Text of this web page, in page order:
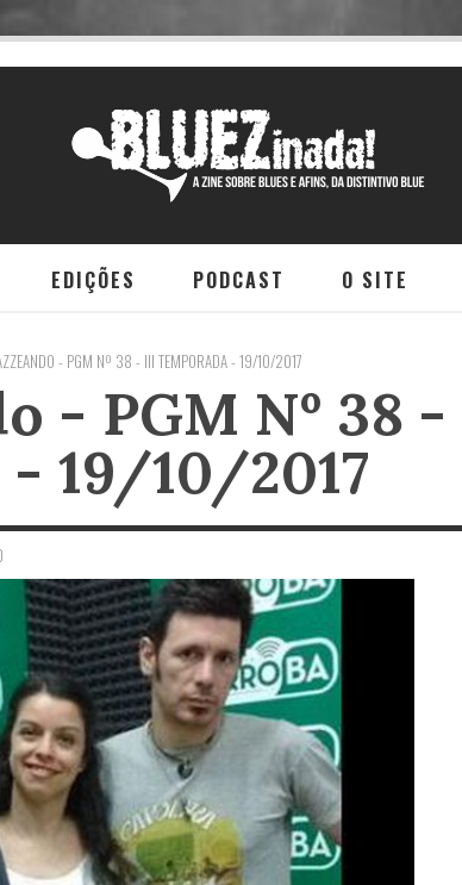
EDIÇÕES PODCAST O SITE
- PGM Nº 38 - III TEMPORADA - 19/10/2017
- PGM Nº 38 -
19/10/2017